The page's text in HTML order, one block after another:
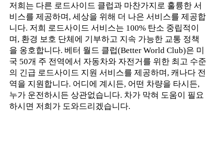
저희는 다른 로드사이드 클럽과 마찬가지로 훌륭한 서
비스를 제공하며, 세상을 위해 더 나은 서비스를 제공합
니다. 저희 로드사이드 서비스는 100% 탄소 중립적이
며, 환경 보호 단체에 기부하고 지속 가능한 교통 정책
을 옹호합니다. 베터 월드 클럽(Better World Club)은 미
국 50개 주 전역에서 자동차와 자전거를 위한 최고 수준
의 긴급 로드사이드 지원 서비스를 제공하며, 캐나다 전
역을 지원합니다. 어디에 계시든, 어떤 차량을 타시든,
누가 운전하시든 상관없습니다. 차가 막혀 도움이 필요
하시면 저희가 도와드리겠습니다.